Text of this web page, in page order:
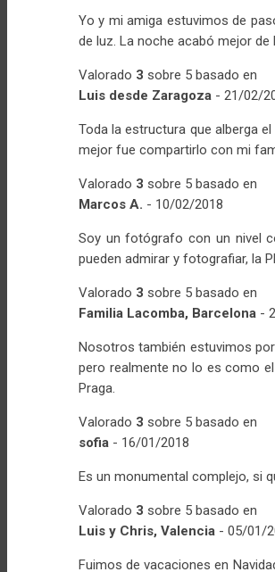
Yo y mi amiga estuvimos de
de luz. La noche acabó mejor
Valorado 3 sobre 5 basado en
Luis desde Zaragoza - 21/02/
Toda la estructura que alberga
mejor fue compartirlo con mi
Valorado 3 sobre 5 basado en
Marcos A. - 10/02/2018
Soy un fotógrafo con un nivel
pueden admirar y fotografiar, la
Valorado 3 sobre 5 basado en
Familia Lacomba, Barcelona -
Nosotros también estuvimos
pero realmente no lo es como
Praga.
Valorado 3 sobre 5 basado en
sofia - 16/01/2018
Es un monumental complejo, si
Valorado 3 sobre 5 basado en
Luis y Chris, Valencia - 05/01/
Fuimos de vacaciones en